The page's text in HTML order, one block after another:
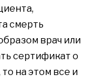
смерть
врач или
сертификат о
на этом все и